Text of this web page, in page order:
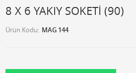
8 X 6 YAKIY SOKETİ (90)
Ürün Kodu MAG 144